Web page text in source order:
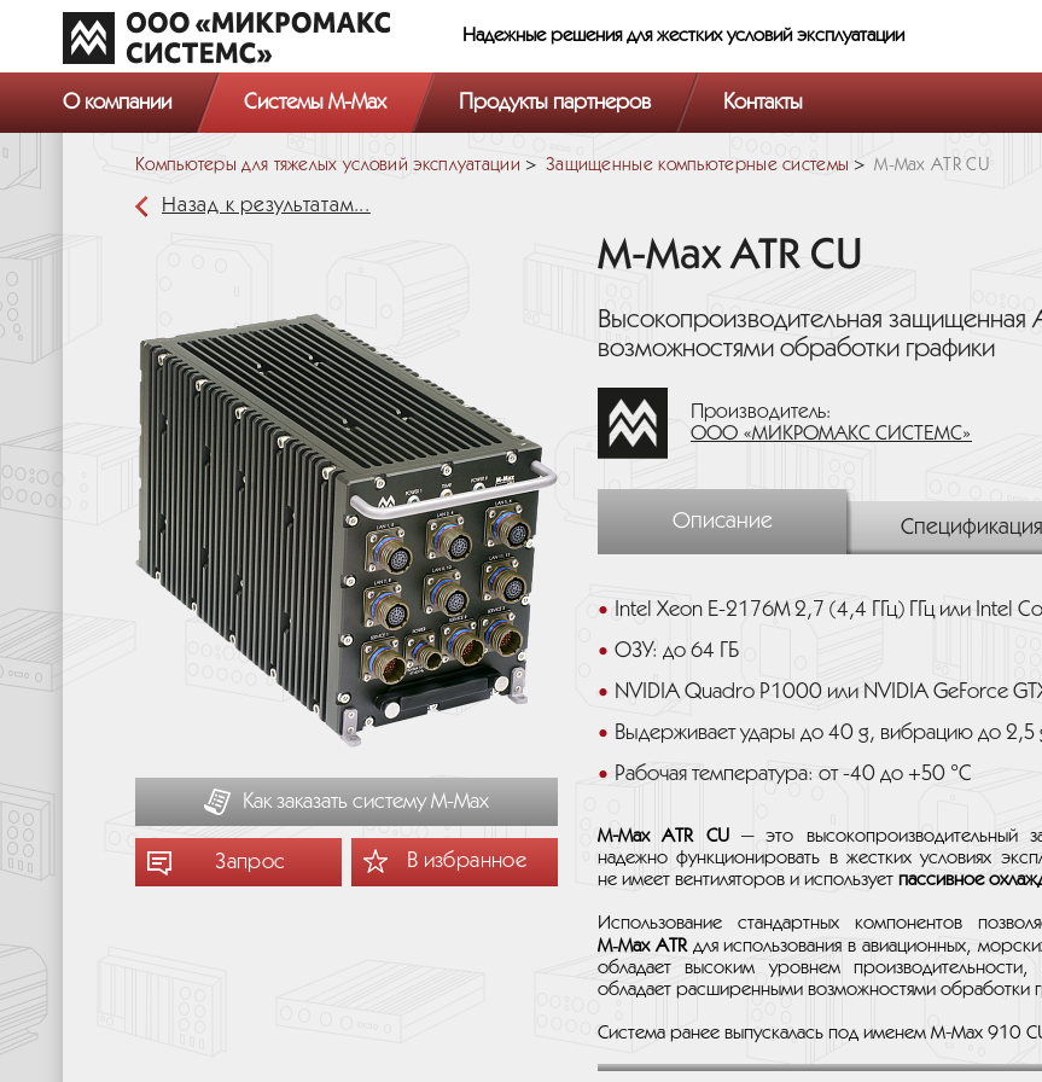
Надежные решения для жестких условий эксплуатации
О компании Системы M-Max Продукты партнеров Контакты
Компьютеры для тяжелых условий эксплуатации Защищенные компьютерные системы M-Max ATR CU
Назад к результатам...
Как заказать систему М-Мах
Запрос В избранное
M-Max ATR CU
Высокопроизводительная
возможностями обработки графики
Производитель:
ООО «МИКРОМАКС СИСТЕМС»
Описание Спецификация
Intel Xeon E-2176M 2,7 (4,4 ГГц) ГГц или Intel
ОЗУ: до 64 ГБ
NVIDIA Quadro P1000 или NVIDIA GeForce
Выдерживает удары до 40 g, вибрацию до 2,5
Рабочая температура: от -40 до +50 °C
M-Max ATR CU— это высокопроизводительный
надежно функционировать в жестких условиях
не имеет вентиляторов и использует пассивное
Использование стандартных компонентов
M‑Max ATRдля использования в авиационных,
обладает высоким уровнем
обладает расширенными возможностями обработки
Система ранее выпускалась под именем M-Max 910